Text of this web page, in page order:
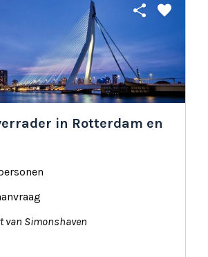
share favorite
in Rotterdam en
van Simonshaven